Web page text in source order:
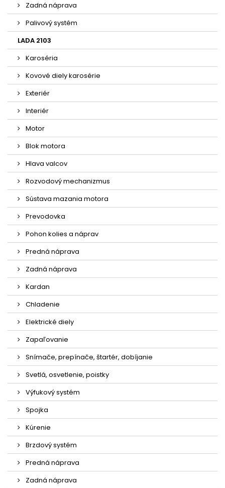
Zadná náprava
Palivový systém
LADA 2103
Karoséria
Kovové diely karosérie
Exteriér
Interiér
Motor
Blok motora
Hlava valcov
Rozvodový mechanizmus
Sústava mazania motora
Prevodovka
Pohon kolies a náprav
Predná náprava
Zadná náprava
Kardan
Chladenie
Elektrické diely
Zapaľovanie
Snímače, prepínače, štartér, dobíjanie
Svetlá, osvetlenie, poistky
Výfukový systém
Spojka
Kúrenie
Brzdový systém
Predná náprava
Zadná náprava